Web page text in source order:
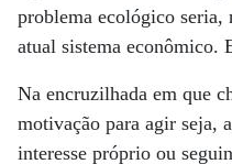
problema ecológico seria,
atual sistema econômico.
Na encruzilhada em que
motivação para agir seja,
interesse próprio ou